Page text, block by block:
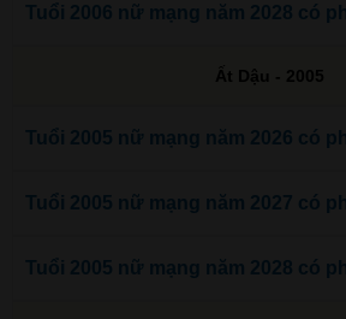
Tuổi 2006 nữ mạng năm 2028 có
Ất Dậu - 2005
Tuổi 2005 nữ mạng năm 2026 có
Tuổi 2005 nữ mạng năm 2027 có
Tuổi 2005 nữ mạng năm 2028 có